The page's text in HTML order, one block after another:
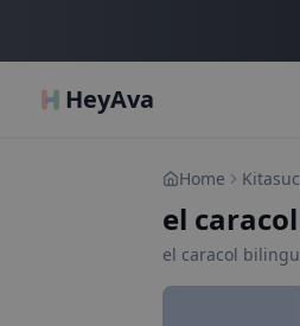
HeyAva
Home
el
el caracol